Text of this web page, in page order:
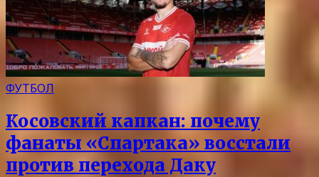
ФУТБОЛ
Косовский капкан: почему
фанаты «Спартака» восстали
против перехода Даку